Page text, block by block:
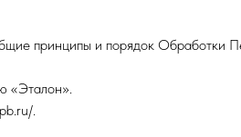
принципы и порядок Обработки
«Эталон».
.